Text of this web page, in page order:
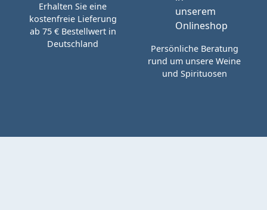
Erhalten Sie eine
kostenfreie Lieferung
ab 75 € Bestellwert in
Deutschland
Persönliche Beratung
rund um unsere Weine
und Spirituosen